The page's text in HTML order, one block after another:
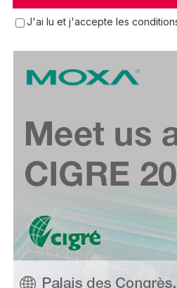
J'ai lu et j'accepte les